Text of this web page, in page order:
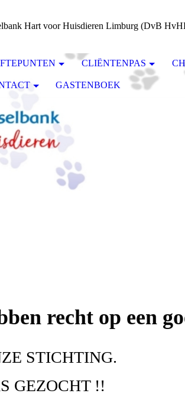
Hart voor Huisdieren Limburg (DvB
CLIËNTENPAS
GASTENBOEK
recht op een
STICHTING.
GEZOCHT !!